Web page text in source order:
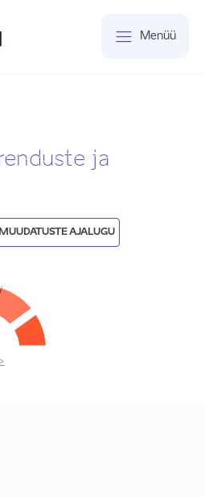
Menüü
ja
MUUDATUSTE AJALUGU